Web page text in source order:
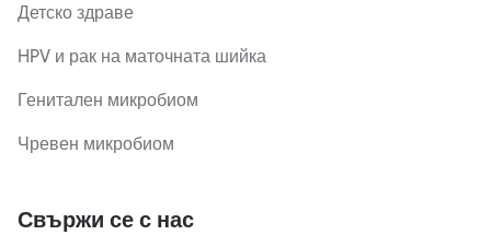
Детско здраве
HPV и рак на маточната шийка
Генитален микробиом
Чревен микробиом
Свържи се с нас